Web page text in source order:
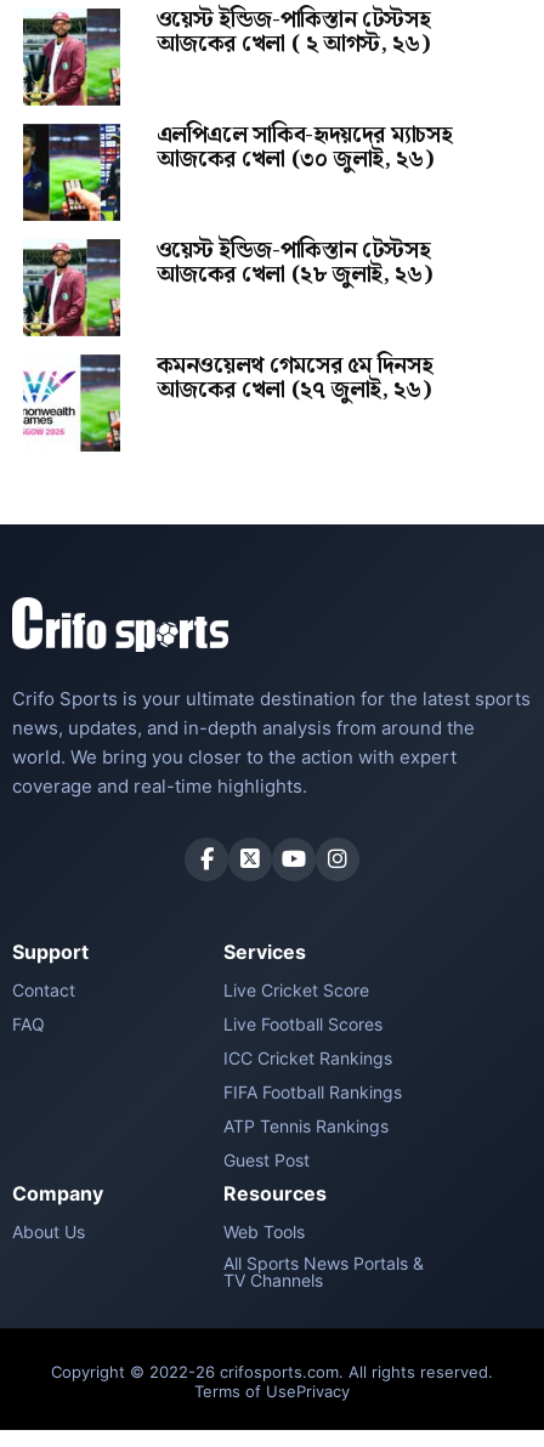
ওয়েস্ট ইন্ডিজ-পাকিস্তান টেস্টসহ
আজকের খেলা ( ২ আগস্ট, ২৬)
এলপিএলে সাকিব-হৃদয়দের ম্যাচসহ
আজকের খেলা (৩০ জুলাই, ২৬)
ওয়েস্ট ইন্ডিজ-পাকিস্তান টেস্টসহ
আজকের খেলা (২৮ জুলাই, ২৬)
কমনওয়েলথ গেমসের ৫ম দিনসহ
আজকের খেলা (২৭ জুলাই, ২৬)
Crifo Sports is your ultimate destination for the latest sports
news, updates, and in-depth analysis from around the
world. We bring you closer to the action with expert
coverage and real-time highlights.
Support
Contact
FAQ
Services
Live Cricket Score
Live Football Scores
ICC Cricket Rankings
FIFA Football Rankings
ATP Tennis Rankings
Guest Post
Company
About Us
Resources
Web Tools
All Sports News Portals &
TV Channels
Copyright © 2022-26 crifosports.com. All rights reserved.
Terms of UsePrivacy